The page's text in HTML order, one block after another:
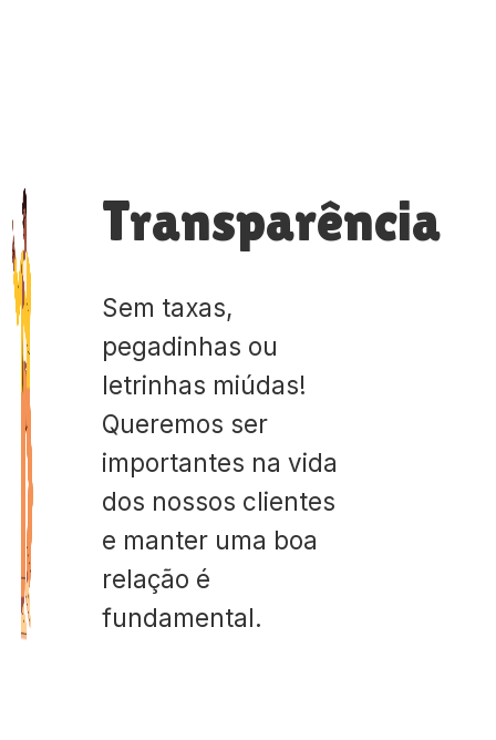
Transparência
Sem taxas,
pegadinhas ou
letrinhas miúdas!
Queremos ser
importantes na vida
dos nossos clientes
e manter uma boa
relação é
fundamental.